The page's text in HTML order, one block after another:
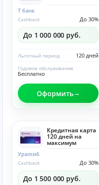
Т банк
До 30%
Cashback
До 1 000 000 руб.
120 дней
Льготный период
Бесплатно
Годовое обслуживание
Оформить
Кредитная карта
120 дней на
максимум
Уралсиб
До 30%
Cashback
До 1 500 000 руб.